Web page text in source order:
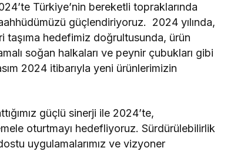
Türkiye’nin bereketli topraklarında
güçlendiriyoruz. 2024 yılında,
taşıma hedefimiz doğrultusunda, ürün
soğan halkaları ve peynir çubukları gibi
2024 itibarıyla yeni ürünlerimizin
güçlü sinerji ile 2024’te,
oturtmayı hedefliyoruz. Sürdürülebilirlik
uygulamalarımız ve vizyoner